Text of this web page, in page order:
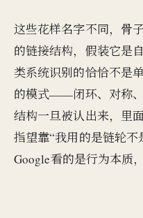
这些花样名字不同，骨
的链接结构，假装它是
类系统识别的恰恰不是
的模式——闭环、对称、
结构一旦被认出来，里
指望靠“我用的是链轮不
Google看的是行为本质